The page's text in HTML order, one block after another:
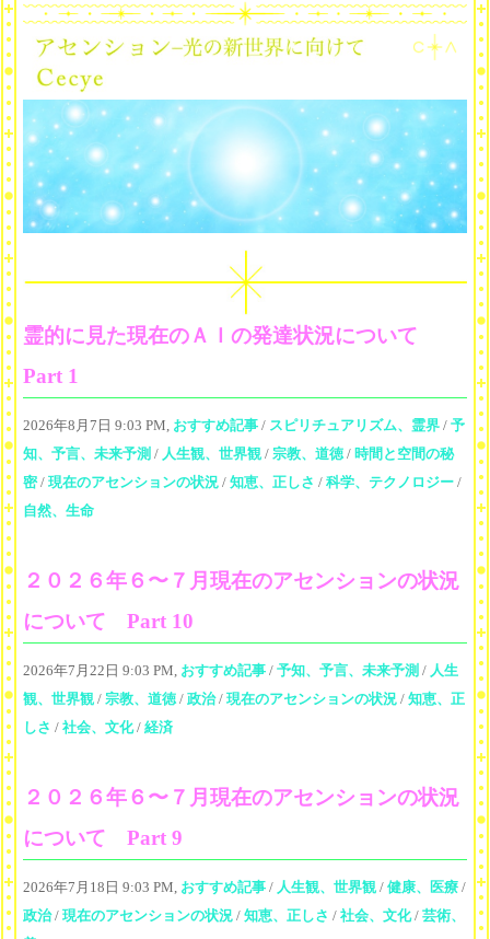
霊的に見た現在のＡＩの発達状況について
Part 1
2026年8月7日 9:03 PM, おすすめ記事 / スピリチュアリズム、霊界 / 予
知、予言、未来予測 / 人生観、世界観 / 宗教、道徳/ 時間と空間の秘
密/ 現在のアセンションの状況 / 知恵、正しさ / 科学、テクノロジー /
自然、生命
２０２６年６〜７月現在のアセンションの状況
について Part 10
2026年7月22日 9:03 PM, おすすめ記事 / 予知、予言、未来予測 / 人生
観、世界観 / 宗教、道徳/ 政治/ 現在のアセンションの状況 / 知恵、正
しさ / 社会、文化/ 経済
２０２６年６〜７月現在のアセンションの状況
について Part 9
2026年7月18日 9:03 PM, おすすめ記事 / 人生観、世界観 / 健康、医療 /
政治/ 現在のアセンションの状況 / 知恵、正しさ / 社会、文化/ 芸術、